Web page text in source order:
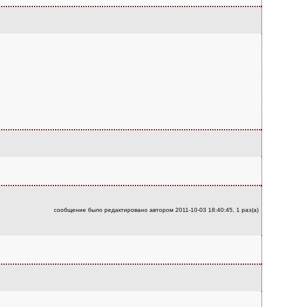
сообщение было редактировано автором 2011-10-03 18:40:45, 1 раз(а)